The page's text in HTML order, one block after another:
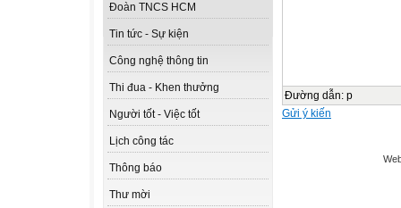
Đoàn TNCS HCM
Tin tức - Sự kiện
Công nghệ thông tin
Thi đua - Khen thưởng
Người tốt - Việc tốt
Lịch công tác
Thông báo
Thư mời
Đường dẫn: p
Gửi ý kiến